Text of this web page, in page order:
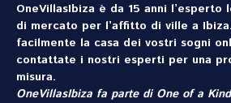
OneVillasIbiza è da 15 anni l’esperto
di mercato per l’affitto di ville a
facilmente la casa dei vostri sogni
contattate i nostri esperti per una
misura.
OneVillasIbiza fa parte di One of a